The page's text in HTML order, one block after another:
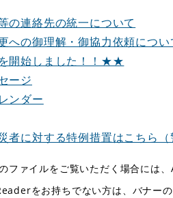
の連絡先の統一について
への御理解・御協力依頼につい
開始しました！！★★
ージ
ンダー
者に対する特例措置はこちら（
ファイルをご覧いただく場合に
をお持ちでない方は、バナー